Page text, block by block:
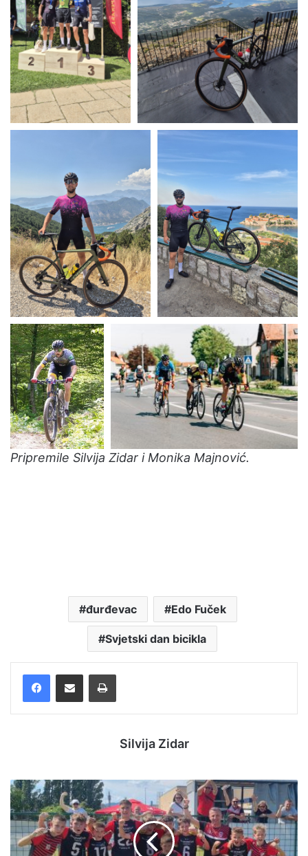
Pripremile Silvija Zidar i Monika Majnović.
đurđevac Edo Fuček
Svjetski dan bicikla
Silvija Zidar